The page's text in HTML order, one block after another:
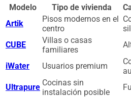
Modelo Tipo de vivienda
Artik
Pisos modernos en el
centro
CUBE
Villas o casas
familiares
iWater Usuarios premium
Ultrapure Cocinas sin
instalación posible